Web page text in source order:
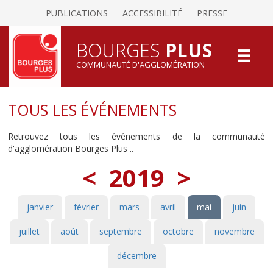
PUBLICATIONS ACCESSIBILITÉ PRESSE
BOURGES PLUS
COMMUNAUTÉ D'AGGLOMÉRATION
TOUS LES ÉVÉNEMENTS
Retrouvez tous les événements de la communauté
d'agglomération Bourges Plus ..
< 2019 >
janvier février mars avril mai juin
juillet août septembre octobre novembre
décembre